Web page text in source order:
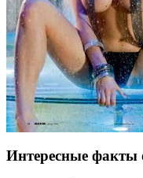
Интересные факты